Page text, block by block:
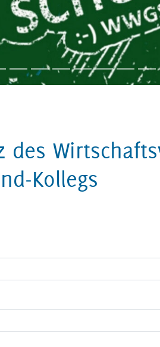
des
Kollegs